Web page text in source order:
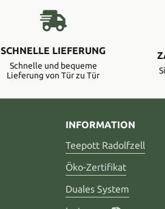
SCHNELLE LIEFERUNG
Schnelle und bequeme
Lieferung von Tür zu Tür
INFORMATION
Teepott Radolfzell
Öko-Zertifikat
Duales System